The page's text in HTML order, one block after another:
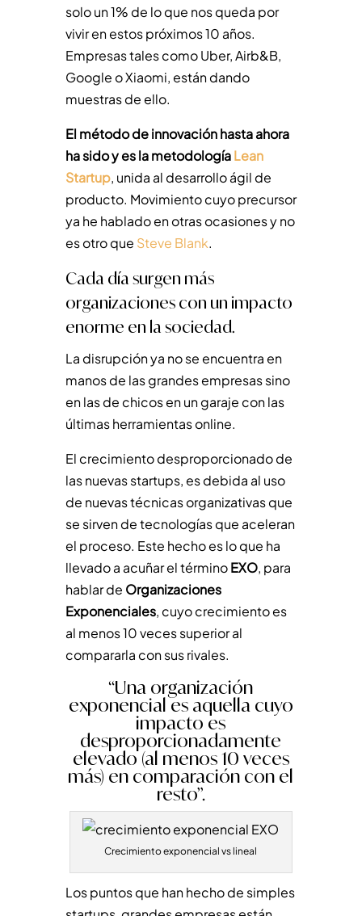
solo un 1% de lo que nos queda por
vivir en estos próximos 10 años.
Empresas tales como Uber, Airb&B,
Google o Xiaomi, están dando
muestras de ello.
El método de innovación hasta ahora
ha sido y es la metodologíaLean
Startup, unida al desarrollo ágil de
producto. Movimiento cuyo precursor
ya he hablado en otras ocasiones y no
es otro que Steve Blank.
Cada día surgen más
organizaciones con un impacto
enorme en la sociedad.
La disrupción ya no se encuentra en
manos de las grandes empresas sino
en las de chicos en un garaje con las
últimas herramientas online.
El crecimiento desproporcionado de
las nuevas startups, es debida al uso
de nuevas técnicas organizativas que
se sirven de tecnologías que aceleran
el proceso. Este hecho es lo que ha
llevado a acuñar el términoEXO, para
hablar de Organizaciones
Exponenciales, cuyo crecimiento es
al menos 10 veces superior al
compararla con sus rivales.
“Una organización
exponencial es aquella cuyo
impacto es
desproporcionadamente
elevado (al menos 10 veces
más) en comparación con el
resto”.
Crecimiento exponencial vs lineal
Los puntos que han hecho de simples